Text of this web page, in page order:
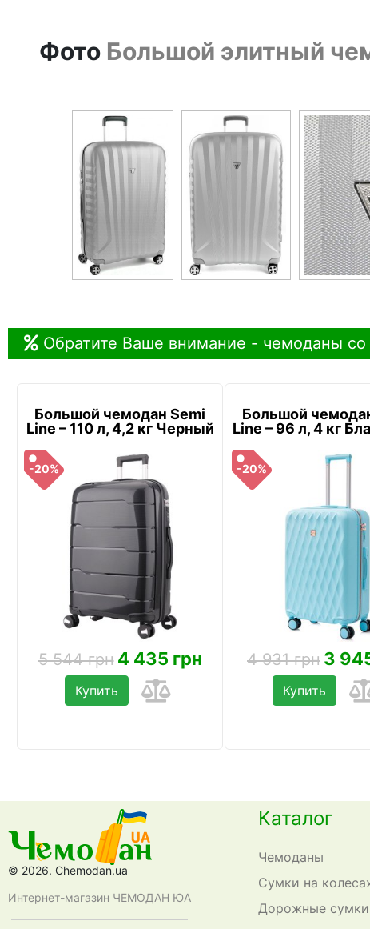
Фото Большой элитный
Обратите Ваше внимание - чемоданы со
Большой чемодан Semi
Line – 110 л, 4,2 кг Черный
-20%
5 544 грн 4 435 грн
Купить
Большой
Line – 96 л, 4 кг
-20%
4 931 грн 3
Купить
© 2026. Chemodan.ua
Интернет-магазин ЧЕМОДАН ЮА
Каталог
Чемоданы
Сумки на
Дорожные сумки